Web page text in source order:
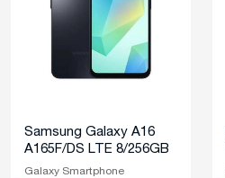
Samsung Galaxy A16
A165F/DS LTE 8/256GB
Black
Galaxy Smartphone